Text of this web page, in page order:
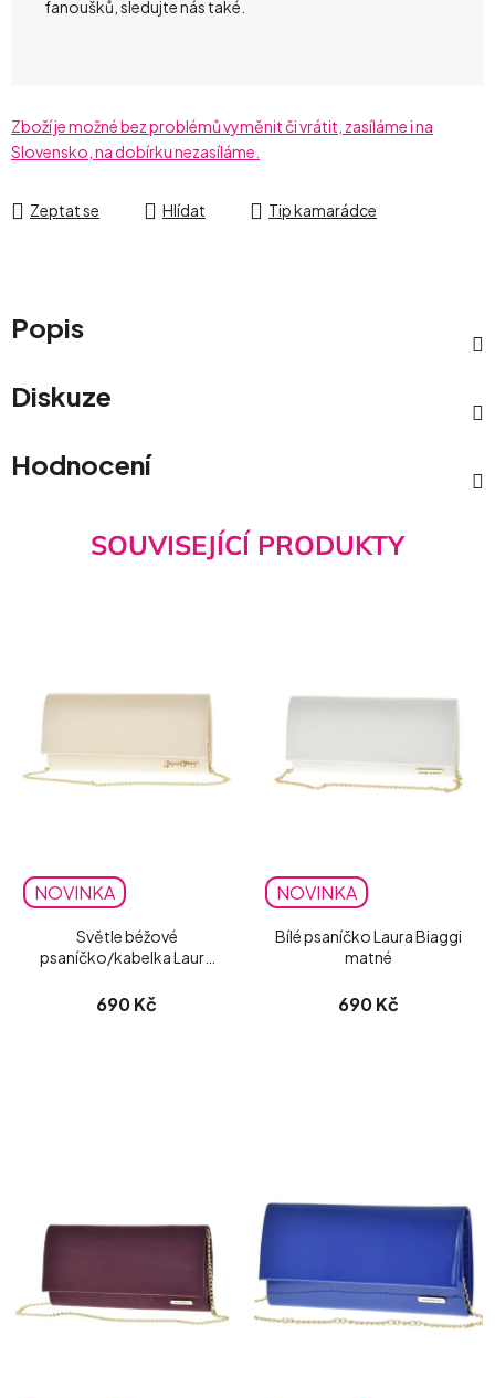
fanoušků, sledujte nás také.
Zboží je možné bez problémů vyměnit či vrátit, zasíláme i na
Slovensko, na dobírku nezasíláme.
Zeptat se Hlídat Tip kamarádce
Popis
Diskuze
Hodnocení
SOUVISEJÍCÍ PRODUKTY
NOVINKA
Světle béžové
psaníčko/kabelka Laura
690 Kč
NOVINKA
Bílé psaníčko Laura Biaggi
matné
690 Kč